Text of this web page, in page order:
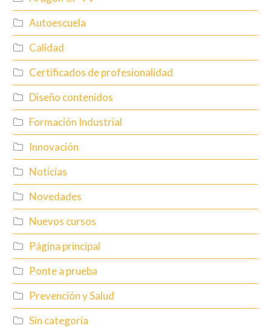
Autoescuela
Calidad
Certificados de profesionalidad
Diseño contenidos
Formación Industrial
Innovación
Noticias
Novedades
Nuevos cursos
Página principal
Ponte a prueba
Prevención y Salud
Sin categoría